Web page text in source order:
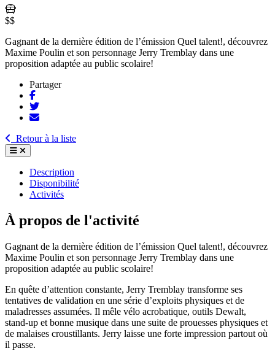
$$
Gagnant de la dernière édition de l’émission Quel talent!, découvrez
Maxime Poulin et son personnage Jerry Tremblay dans une
proposition adaptée au public scolaire!
Partager
Retour à la liste
Description
Disponibilité
Activités
À propos de l'activité
Gagnant de la dernière édition de l’émission Quel talent!, découvrez
Maxime Poulin et son personnage Jerry Tremblay dans une
proposition adaptée au public scolaire!
En quête d’attention constante, Jerry Tremblay transforme ses
tentatives de validation en une série d’exploits physiques et de
maladresses assumées. Il mêle vélo acrobatique, outils Dewalt,
stand-up et bonne musique dans une suite de prouesses physiques et
de malaises croustillants. Jerry laisse une forte impression partout où
il passe.